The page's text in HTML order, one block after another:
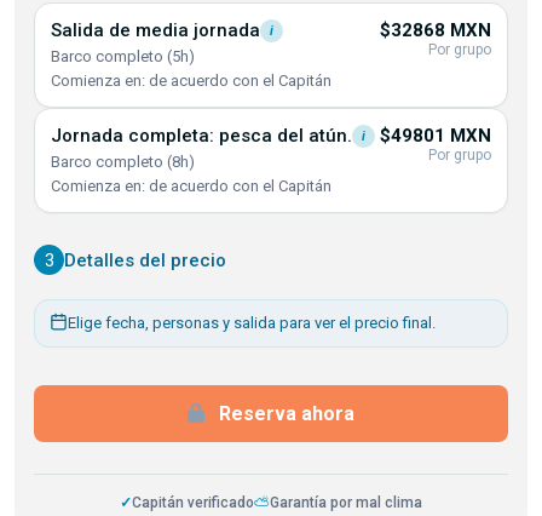
Salida de media jornada i
Barco completo (5h)
Comienza en: de acuerdo con el Capitán
$32868 MXN
Por grupo
Jornada completa: pesca del atún. i
Barco completo (8h)
Comienza en: de acuerdo con el Capitán
$49801 MXN
Por grupo
3 Detalles del precio
Elige fecha, personas y salida para ver el precio final.
Reserva ahora
✓Capitán verificado⛅Garantía por mal clima